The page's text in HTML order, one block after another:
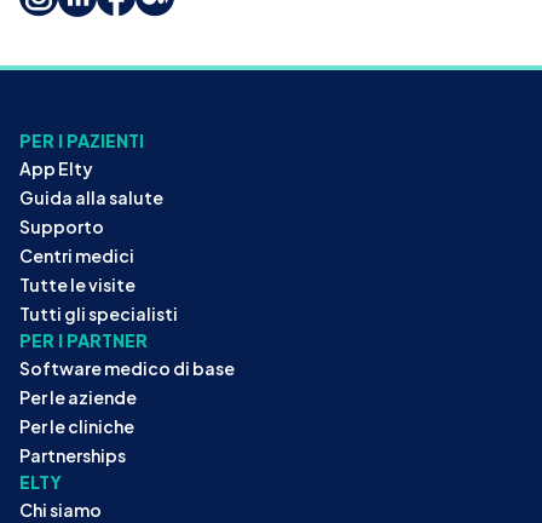
PER I PAZIENTI
App Elty
Guida alla salute
Supporto
Centri medici
Tutte le visite
Tutti gli specialisti
PER I PARTNER
Software medico di base
Per le aziende
Per le cliniche
Partnerships
ELTY
Chi siamo